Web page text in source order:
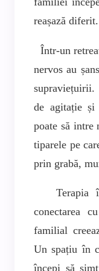
reașază diferit.
Într-un
nervos au
de agitație și
poate să intre
tiparele pe
prin grabă,
Terapia în
conectarea
familial
Un spațiu în
începi să